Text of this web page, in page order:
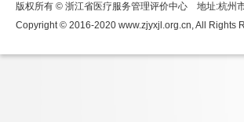
版权所有 © 浙江省医疗服务管理评价中心 地址:杭州
Copyright © 2016-2020 www.zjyxjl.org.cn, All Rights